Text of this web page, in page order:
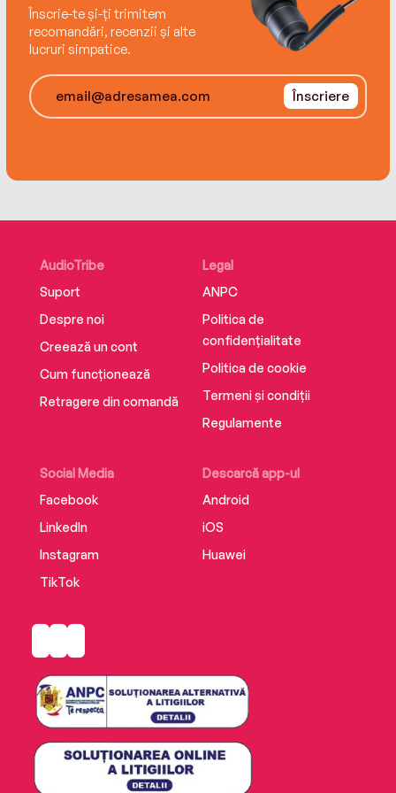
Înscrie-te și-ți trimitem
recomandări, recenzii și alte
lucruri simpatice.
Înscriere
AudioTribe
Suport
Despre noi
Creează un cont
Cum funcționează
Retragere din comandă
Social Media
Facebook
LinkedIn
Instagram
TikTok
Descarcă app-ul
Android
iOS
Huawei
Legal
ANPC
Politica de
confidențialitate
Politica de cookie
Termeni și condiții
Regulamente